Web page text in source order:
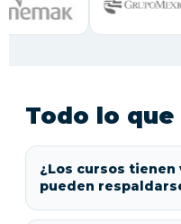
Todo lo
¿Los cursos tienen
pueden